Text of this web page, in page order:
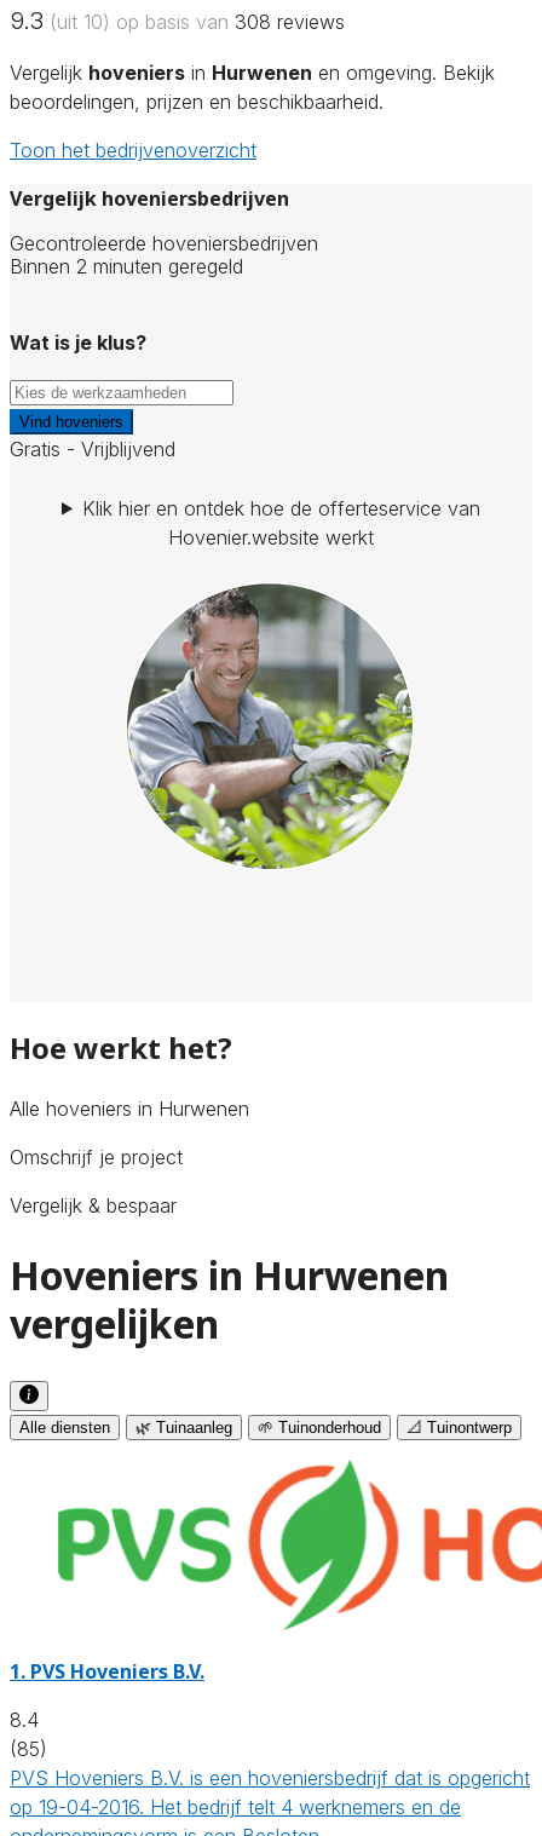
9.3 (uit 10) op basis van 308 reviews
Vergelijk hoveniers in Hurwenen en omgeving. Bekijk
beoordelingen, prijzen en beschikbaarheid.
Toon het bedrijvenoverzicht
Vergelijk hoveniersbedrijven
Gecontroleerde hoveniersbedrijven
Binnen 2 minuten geregeld
Wat is je klus?
Vind hoveniers
Gratis - Vrijblijvend
Klik hier en ontdek hoe de offerteservice van
Hovenier.website werkt
Hoe werkt het?
Alle hoveniers in Hurwenen
Omschrijf je project
Vergelijk & bespaar
Hoveniers in Hurwenen
vergelijken
Alle diensten 🌿 Tuinaanleg 🌱 Tuinonderhoud 📐 Tuinontwerp
1. PVS Hoveniers B.V.
8.4
(85)
PVS Hoveniers B.V. is een hoveniersbedrijf dat is opgericht
op 19-04-2016. Het bedrijf telt 4 werknemers en de